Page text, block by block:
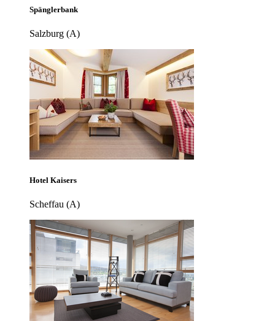
Spänglerbank
Salzburg (A)
Hotel Kaisers
Scheffau (A)